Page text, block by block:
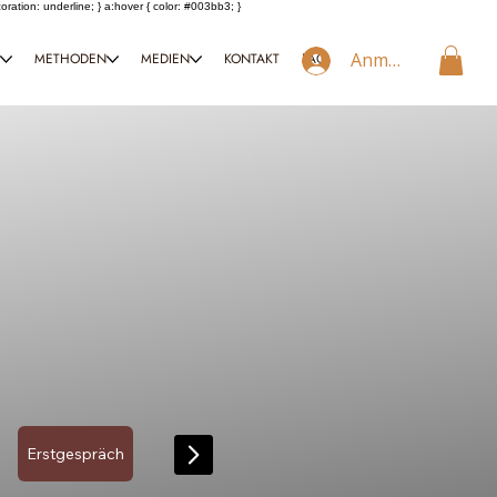
underline; } a:hover { color: #003bb3; }
METHODEN MEDIEN KONTAKT FAQ Anmelden
Erstgespräch